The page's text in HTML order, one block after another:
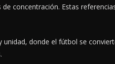
de concentración. Estas
donde el fútbol se